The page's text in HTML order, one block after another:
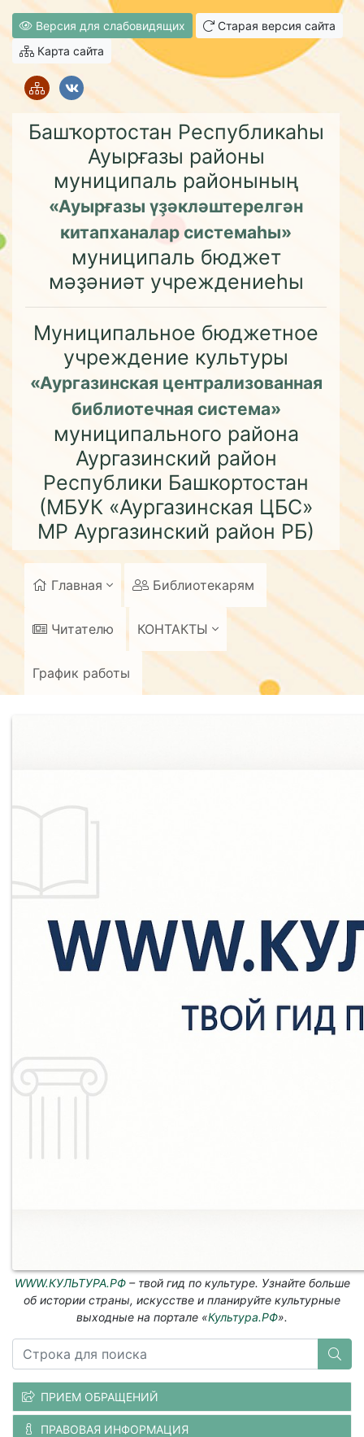
Версия для слабовидящих
Старая версия сайта
Карта сайта
Башҡортостан Республикаһы
Ауырғазы районы
муниципаль районының
«Ауырғазы үҙәкләштерелгән
китапханалар системаһы»
муниципаль бюджет
мәҙәниәт учреждениеһы
Муниципальное бюджетное
учреждение культуры
«Аургазинская централизованная
библиотечная система»
муниципального района
Аургазинский район
Республики Башкортостан
(МБУК «Аургазинская ЦБС»
МР Аургазинский район РБ)
Главная Библиотекарям
Читателю КОНТАКТЫ
График работы
WWW.КУЛЬТУРА.РФ– твой гид по культуре. Узнайте больше
об истории страны, искусстве и планируйте культурные
выходные на портале «Культура.РФ».
ПРИЕМ ОБРАЩЕНИЙ
ПРАВОВАЯ ИНФОРМАЦИЯ